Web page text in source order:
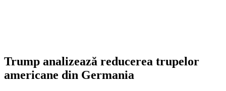
Trump analizează reducerea trupelor
americane din Germania